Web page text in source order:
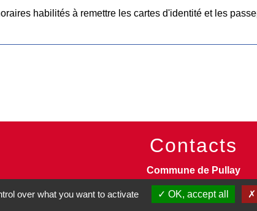
habilités à remettre les cartes d'identité et les
Contacts
Commune de Pullay
2 rue des Rossignols
27130 Pullay - FRANCE
over what you want to activate OK, accept all